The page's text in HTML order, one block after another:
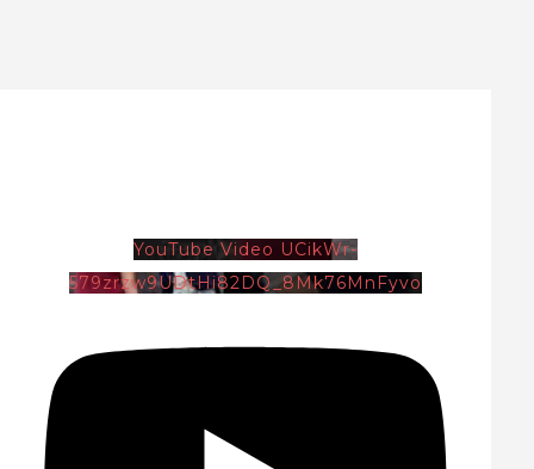
YouTube Video UCikWr-
579zrzw9UDtHi82DQ_8Mk76MnFyvo